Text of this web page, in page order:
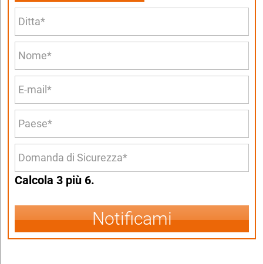
Calcola 3 più 6.
Notificami